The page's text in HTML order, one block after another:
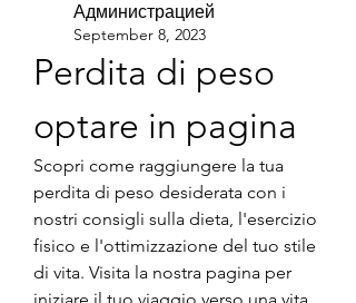
Администрацией
September 8, 2023
Perdita di peso
optare in pagina
Scopri come raggiungere la tua
perdita di peso desiderata con i
nostri consigli sulla dieta, l'esercizio
fisico e l'ottimizzazione del tuo stile
di vita. Visita la nostra pagina per